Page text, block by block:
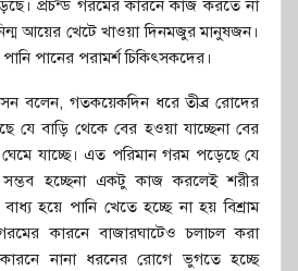
প্রচন্ড গরমের কারনে কাজ করতে না
আয়ের খেটে খাওয়া দিনমজুর মানুষজন।
পানের পরামর্শ চিকিৎসকদের।
বলেন, গতকয়েকদিন ধরে তীব্র রোদের
যে বাড়ি থেকে বের হওয়া যাচ্ছেনা বের
যাচ্ছে। এত পরিমান গরম পড়েছে যে
হচ্ছেনা একটু কাজ করলেই শরীর
হয়ে পানি খেতে হচ্ছে না হয় বিশ্রাম
কারনে বাজারঘাটেও চলাচল করা
কারনে নানা ধরনের রোগে ভুগতে হচ্ছে